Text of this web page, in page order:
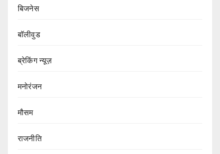
बिजनेस
बॉलीवुड
ब्रेकिंग न्यूज़
मनोरंजन
मौसम
राजनीति